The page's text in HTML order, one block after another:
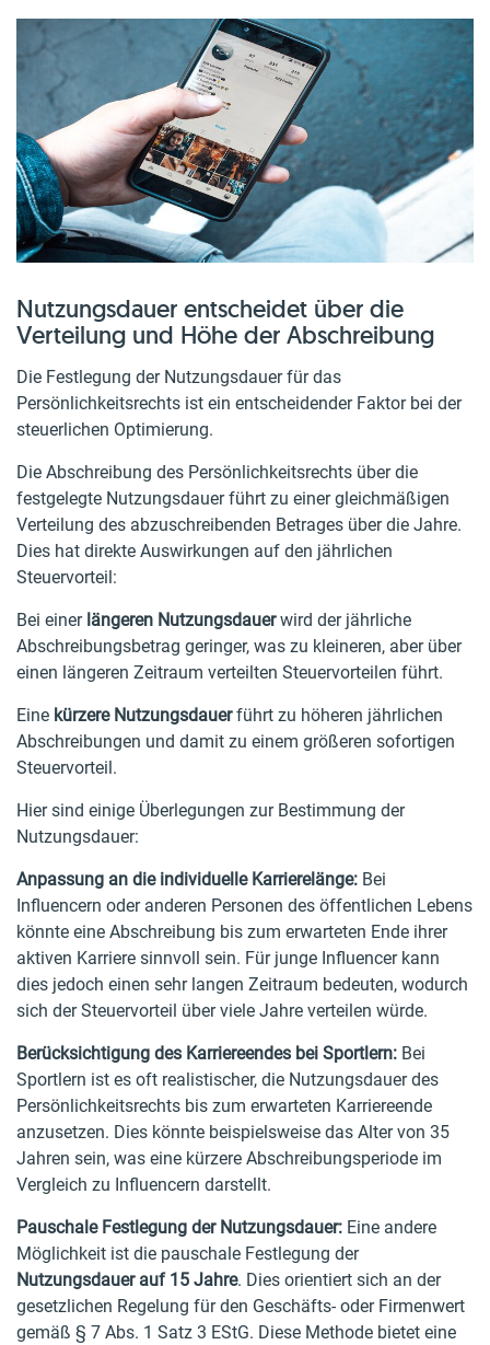
Nutzungsdauer entscheidet über die
Verteilung und Höhe der Abschreibung
Die Festlegung der Nutzungsdauer für das
Persönlichkeitsrechts ist ein entscheidender Faktor bei der
steuerlichen Optimierung.
Die Abschreibung des Persönlichkeitsrechts über die
festgelegte Nutzungsdauer führt zu einer gleichmäßigen
Verteilung des abzuschreibenden Betrages über die Jahre.
Dies hat direkte Auswirkungen auf den jährlichen
Steuervorteil:
Bei einer längeren Nutzungsdauerwird der jährliche
Abschreibungsbetrag geringer, was zu kleineren, aber über
einen längeren Zeitraum verteilten Steuervorteilen führt.
Eine kürzere Nutzungsdauerführt zu höheren jährlichen
Abschreibungen und damit zu einem größeren sofortigen
Steuervorteil.
Hier sind einige Überlegungen zur Bestimmung der
Nutzungsdauer:
Anpassung an die individuelle Karrierelänge: Bei
Influencern oder anderen Personen des öffentlichen Lebens
könnte eine Abschreibung bis zum erwarteten Ende ihrer
aktiven Karriere sinnvoll sein. Für junge Influencer kann
dies jedoch einen sehr langen Zeitraum bedeuten, wodurch
sich der Steuervorteil über viele Jahre verteilen würde.
Berücksichtigung des Karriereendes bei Sportlern: Bei
Sportlern ist es oft realistischer, die Nutzungsdauer des
Persönlichkeitsrechts bis zum erwarteten Karriereende
anzusetzen. Dies könnte beispielsweise das Alter von 35
Jahren sein, was eine kürzere Abschreibungsperiode im
Vergleich zu Influencern darstellt.
Pauschale Festlegung der Nutzungsdauer: Eine andere
Möglichkeit ist die pauschale Festlegung der
Nutzungsdauer auf 15 Jahre. Dies orientiert sich an der
gesetzlichen Regelung für den Geschäfts- oder Firmenwert
gemäß § 7 Abs. 1 Satz 3 EStG. Diese Methode bietet eine